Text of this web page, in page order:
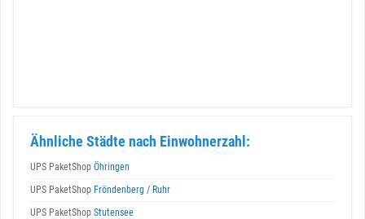
Ähnliche Städte nach Einwohnerzahl:
UPS PaketShop Öhringen
UPS PaketShop Fröndenberg / Ruhr
UPS PaketShop Stutensee